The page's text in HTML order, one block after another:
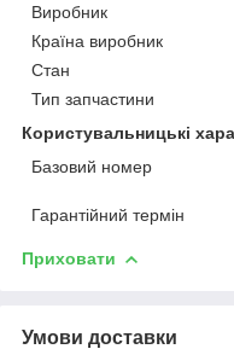
Виробник
Країна виробник
Стан
Тип запчастини
Користувальницькі
Базовий номер
Гарантійний термін
Приховати
Умови доставки